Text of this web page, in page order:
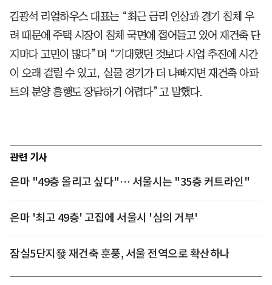
김광석 리얼하우스 대표는 “최근 금리 인상과 경기 침체 우
려 때문에 주택 시장이 침체 국면에 접어들고 있어 재건축 단
지마다 고민이 많다”며 “기대했던 것보다 사업 추진에 시간
이 오래 걸릴 수 있고, 실물 경기가 더 나빠지면 재건축 아파
트의 분양 흥행도 장담하기 어렵다”고 말했다.
관련 기사
은마 "49층 올리고 싶다"… 서울시는 "35층 커트라인"
은마 '최고 49층' 고집에 서울시 '심의 거부'
잠실5단지發 재건축 훈풍, 서울 전역으로 확산하나